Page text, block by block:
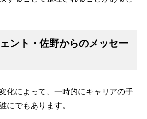
ント・佐野からのメッセー
化によって、一時的にキャリアの手
にでもあります。